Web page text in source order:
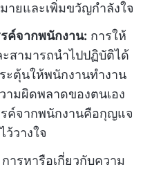
ายและเพิ่มขวัญกำลังใจ
ค์จากพนักงาน: การให้
สามารถนำไปปฏิบัติได้
ะตุ้นให้พนักงานทำงาน
ามผิดพลาดของตนเอง
รค์จากพนักงานคือกุญแจ
วางใจ
การหารือเกี่ยวกับความ